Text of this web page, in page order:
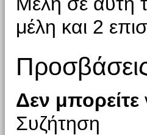
μέλη και 2
Δεν μπορείτε
Συζήτηση